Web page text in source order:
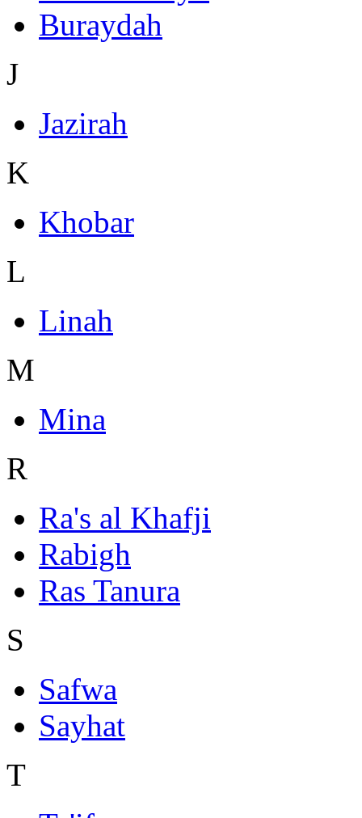
Buraydah
J
Jazirah
K
Khobar
L
Linah
M
Mina
R
Ra's al Khafji
Rabigh
Ras Tanura
S
Safwa
Sayhat
T